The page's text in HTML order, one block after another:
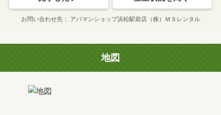
お問い合わせ先 アパマンショップ浜松駅前店（株）ＭＳレンタル
地図